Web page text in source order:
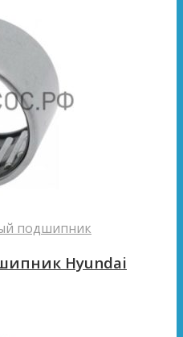
подшипник
Hyundai